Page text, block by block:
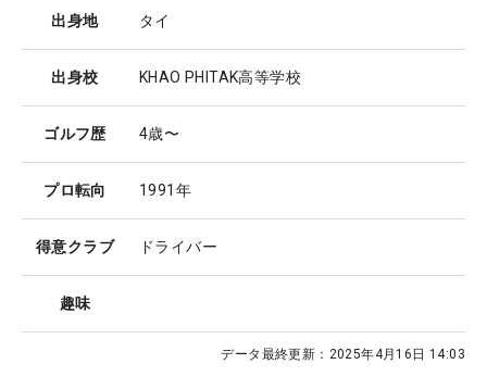
出身地 タイ
出身校 KHAO PHITAK高等学校
ゴルフ歴 4歳〜
プロ転向 1991年
得意クラブ ドライバー
趣味
データ最終更新： 2025年4月16日 14:03